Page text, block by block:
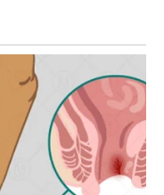
koji može
trenuci.